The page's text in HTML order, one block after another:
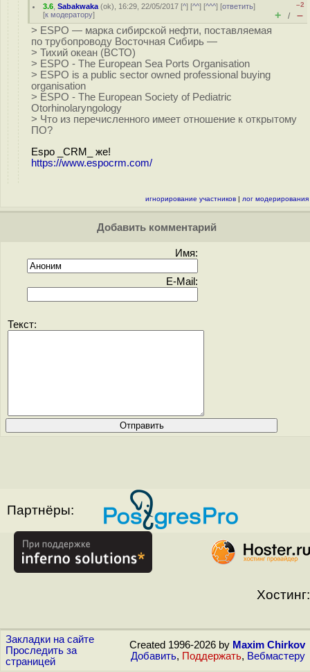
3.6 ,Sabakwaka (ok), 16:29, 22/05/2017 [^] [^^] [^^^] [ответить]
[к модератору]
–2
+ / –
> ESPO — марка сибирской нефти, поставляемая
по трубопроводу Восточная Сибирь —
> Тихий океан (ВСТО)
> ESPO - The European Sea Ports Organisation
> ESPO is a public sector owned professional buying
organisation
> ESPO - The European Society of Pediatric
Otorhinolaryngology
> Что из перечисленного имеет отношение к открытому
ПО?
Espo _CRM_ же!
https://www.espocrm.com/
игнорирование участников | лог модерирования
Добавить комментарий
Имя:
E-Mail:
Текст:
Партнёры:
Хостинг:
Закладки на сайте
Проследить за
страницей
Created 1996-2026 by Maxim Chirkov
Добавить, Поддержать, Вебмастеру